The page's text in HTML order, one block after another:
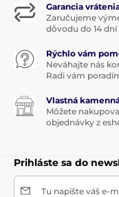
Garancia
Zaručujeme
dôvodu do 14
Rýchlo vám
Neváhajte nás
Radi vám
Vlastná
Môžete
objednávky z
Prihláste sa do
Tu napíšte váš e-